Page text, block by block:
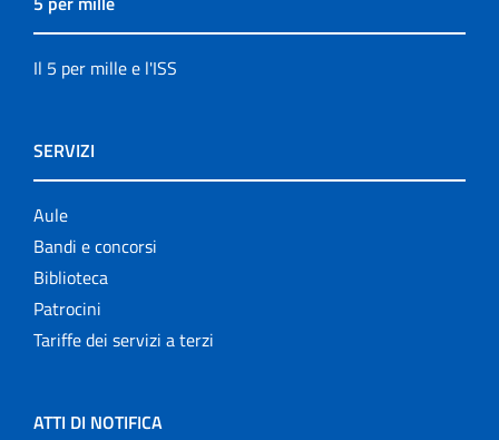
Il 5 per mille e l'ISS
SERVIZI
Aule
Bandi e concorsi
Biblioteca
Patrocini
Tariffe dei servizi a terzi
ATTI DI NOTIFICA